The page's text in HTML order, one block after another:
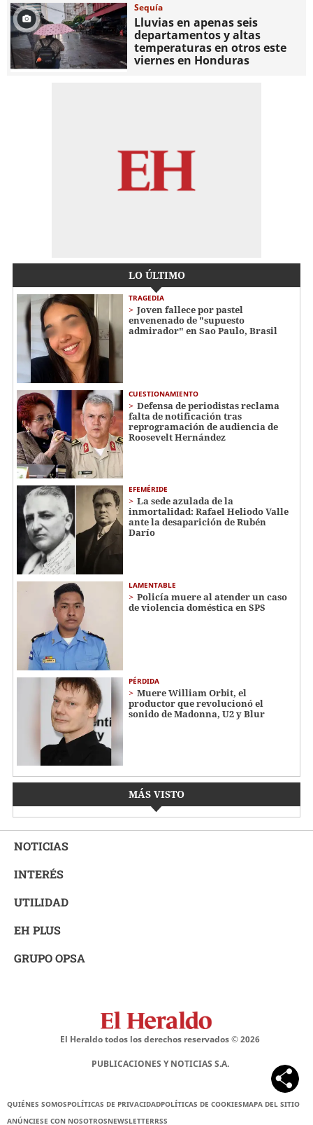
Sequía
Lluvias en apenas seis
departamentos y altas
temperaturas en otros este
viernes en Honduras
LO ÚLTIMO
TRAGEDIA
Joven fallece por pastel
envenenado de "supuesto
admirador" en Sao Paulo, Brasil
CUESTIONAMIENTO
Defensa de periodistas reclama
falta de notificación tras
reprogramación de audiencia de
Roosevelt Hernández
EFEMÉRIDE
La sede azulada de la
inmortalidad: Rafael Heliodo Valle
ante la desaparición de Rubén
Darío
LAMENTABLE
Policía muere al atender un caso
de violencia doméstica en SPS
PÉRDIDA
Muere William Orbit, el
productor que revolucionó el
sonido de Madonna, U2 y Blur
MÁS VISTO
NOTICIAS
INTERÉS
UTILIDAD
EH PLUS
GRUPO OPSA
El Heraldo todos los derechos reservados ©2026
PUBLICACIONES Y NOTICIAS S.A.
QUIÉNES SOMOSPOLÍTICAS DE PRIVACIDADPOLÍTICAS DE COOKIESMAPA DEL SITIO
ANÚNCIESE CON NOSOTROSNEWSLETTERRSS